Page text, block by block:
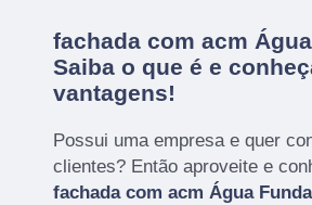
fachada com acm
Saiba o que é e
vantagens!
Possui uma empresa e quer
clientes? Então aproveite e
fachada com acm Água Funda